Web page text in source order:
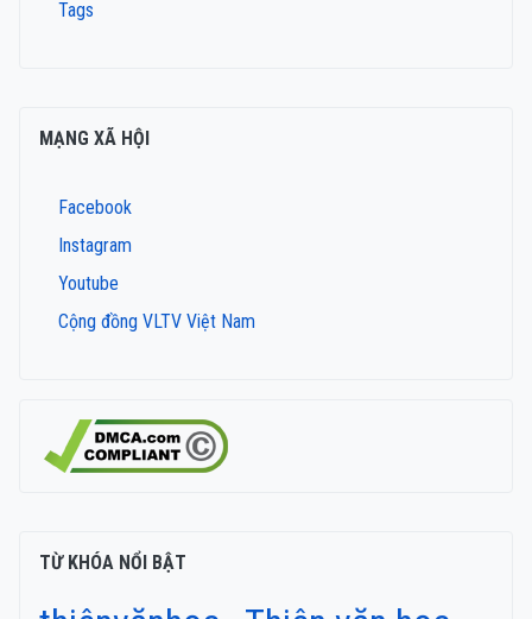
Tags
MẠNG XÃ HỘI
Facebook
Instagram
Youtube
Cộng đồng VLTV Việt Nam
TỪ KHÓA NỔI BẬT